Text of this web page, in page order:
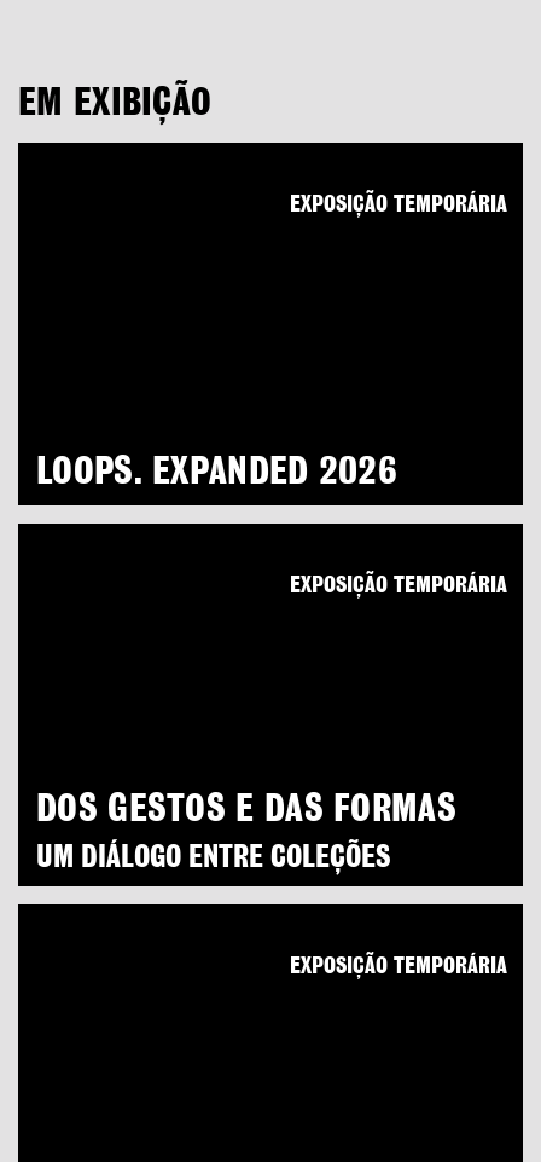
EM EXIBIÇÃO
LOOPS. EXPANDED 2026
EXPOSIÇÃO TEMPORÁRIA
DOS GESTOS E DAS FORMAS
UM DIÁLOGO ENTRE COLEÇÕES
EXPOSIÇÃO TEMPORÁRIA
EXPOSIÇÃO TEMPORÁRIA